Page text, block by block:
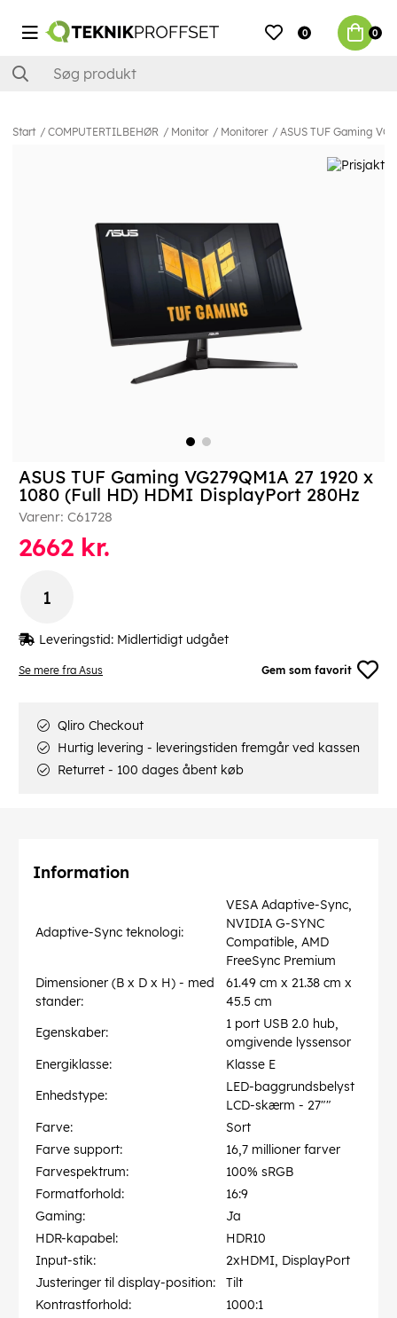
0 0
Start COMPUTERTILBEHØR Monitor Monitorer ASUS TUF Gaming
Se mere fra Asus Gem som favorit
ASUS TUF Gaming VG279QM1A 27 1920 x
1080 (Full HD) HDMI DisplayPort 280Hz
Varenr: C61728
2662 kr.
Leveringstid: Midlertidigt udgået
Qliro Checkout
Hurtig levering - leveringstiden fremgår ved kassen
Returret - 100 dages åbent køb
Information
Adaptive-Sync teknologi:
VESA Adaptive-Sync,
NVIDIA G-SYNC
Compatible, AMD
FreeSync Premium
Dimensioner (B x D x H) - med
stander:
61.49 cm x 21.38 cm x
45.5 cm
Egenskaber:
1 port USB 2.0 hub,
omgivende lyssensor
Energiklasse:
Klasse E
Enhedstype:
LED-baggrundsbelyst
LCD-skærm - 27""
Farve:
Sort
Farve support:
16,7 millioner farver
Farvespektrum:
100% sRGB
Formatforhold:
16:9
Gaming:
Ja
HDR-kapabel:
HDR10
Input-stik:
2xHDMI, DisplayPort
Justeringer til display-position:
Tilt
Kontrastforhold:
1000:1